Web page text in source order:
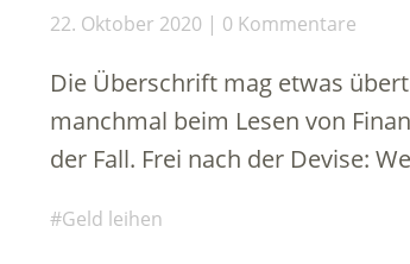
22. Oktober 2020 0 Kommentare
Die Überschrift mag etwas
manchmal beim Lesen von
der Fall. Frei nach der Devise:
Geld leihen